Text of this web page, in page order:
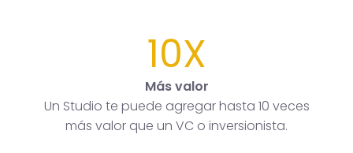
10X
Más valor
Un Studio te puede agregar hasta 10 veces
más valor que un VC o inversionista.